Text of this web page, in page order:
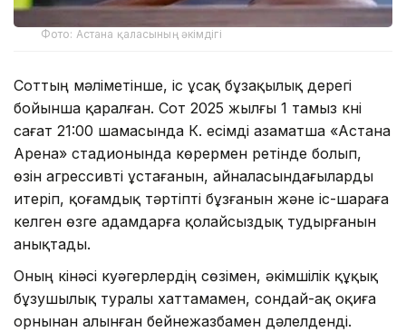
Фото: Астана қаласының әкімдігі
Соттың мәліметінше, іс ұсақ бұзақылық дерегі
бойынша қаралған. Сот 2025 жылғы 1 тамыз күні
сағат 21:00 шамасында К. есімді азаматша «Астана
Арена» стадионында көрермен ретінде болып,
өзін агрессивті ұстағанын, айналасындағыларды
итеріп, қоғамдық тәртіпті бұзғанын және іс-шараға
келген өзге адамдарға қолайсыздық тудырғанын
анықтады.
Оның кінәсі куәгерлердің сөзімен, әкімшілік құқық
бұзушылық туралы хаттамамен, сондай-ақ оқиға
орнынан алынған бейнежазбамен дәлелденді.